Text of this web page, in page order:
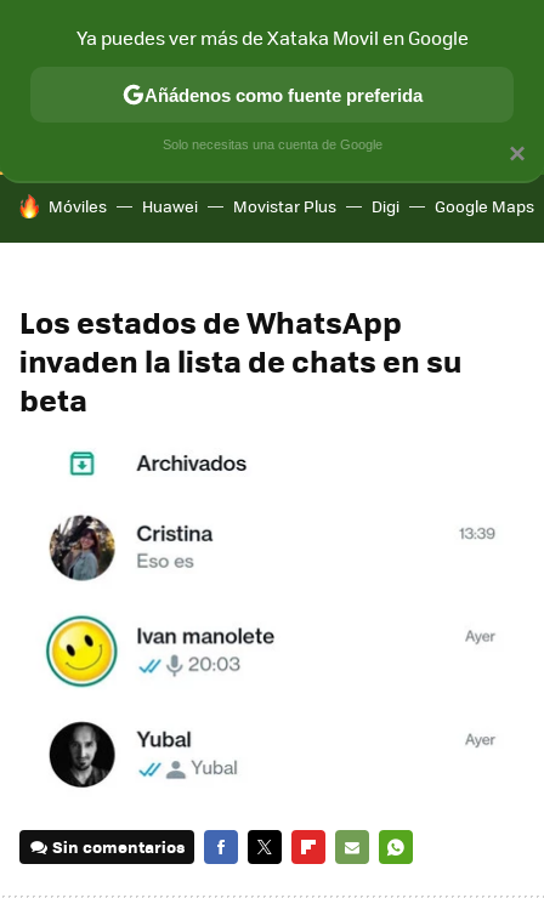
CONECTIVIDAD MÓVIL Y SOCIEDAD APLICACIONES
HOY SE HABLA DE
Móviles Huawei Movistar Plus Digi Google Maps
Los estados de WhatsApp
invaden la lista de chats en su
beta
Sin comentarios
×
Ya puedes ver más de Xataka Movil en Google
Añádenos como fuente preferida
Solo necesitas una cuenta de Google